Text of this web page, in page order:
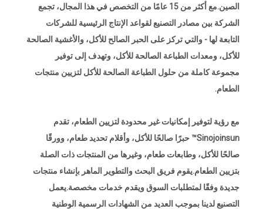
الصين.مع أكثر من 15 عامًا من التخصص في هذا المجال، تجمع
الشركة بين مصادر التصنيع لقواعد الإنتاج الرئيسية للشركات
التابعة لها - والتي تركز على الحبر الصالح للأكل، والأغشية الصالحة
للأكل، ومعدات الطباعة الصالحة للأكل، وتهدف إلى توفير
مجموعة كاملة من حلول الطباعة الصالحة للأكل لتزيين منتجات
الطعام.
مع رؤية لتوفير إمكانيات غير محدودة لتزيين الطعام، تقدم
Sinojoinsun™ حبرًا صالحًا للأكل، وأقلام تحديد طعام، وورقًا
صالحًا للأكل، وطابعات طعام، وغيرها من المنتجات ذات الصلة
بتزيين الطعام.يقوم فريق البحث والتطوير الماهر بإنشاء منتجات
جديدة وفقًا لمتطلبات السوق ويقدم خدمات مخصصة.يعمل
التصنيع لدينا بموجب العديد من الشهادات الرسمية الوطنية